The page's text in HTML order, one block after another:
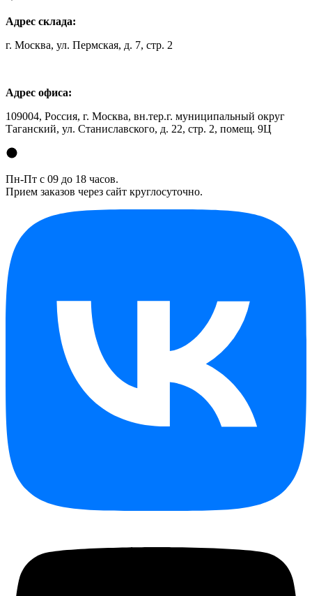
Адрес склада:
г. Москва, ул. Пермская, д. 7, стр. 2
Адрес офиса:
109004, Россия, г. Москва, вн.тер.г. муниципальный округ
Таганский, ул. Станиславского, д. 22, стр. 2, помещ. 9Ц
Пн-Пт с 09 до 18 часов.
Прием заказов через сайт круглосуточно.